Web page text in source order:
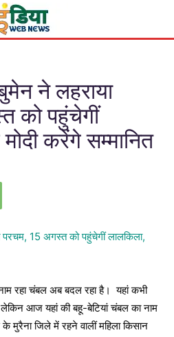
ने लहराया
को पहुंचेगीं
करेंगे सम्मानित
रहा चंबल अब बदल रहा है। यहां कभी
लेकिन आज यहां की बहू-बेटियां चंबल का नाम
जिले में रहने वालीं महिला किसान